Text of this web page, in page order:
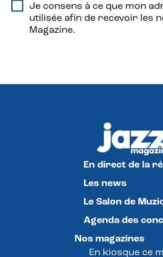
Je consens à ce que mon
utilisée afin de recevoir les
Magazine.
En direct de la
Les news
Le Salon de
Agenda des
Nos magazines
En kiosque ce